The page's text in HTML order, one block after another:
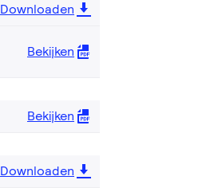
Downloaden
Bekijken
Bekijken
Downloaden